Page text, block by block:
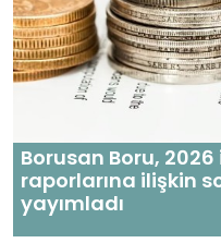
Borusan Boru,
raporlarına ilişkin
yayımladı